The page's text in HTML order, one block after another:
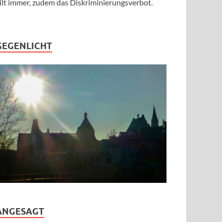
immer, zudem das Diskriminierungsverbot.